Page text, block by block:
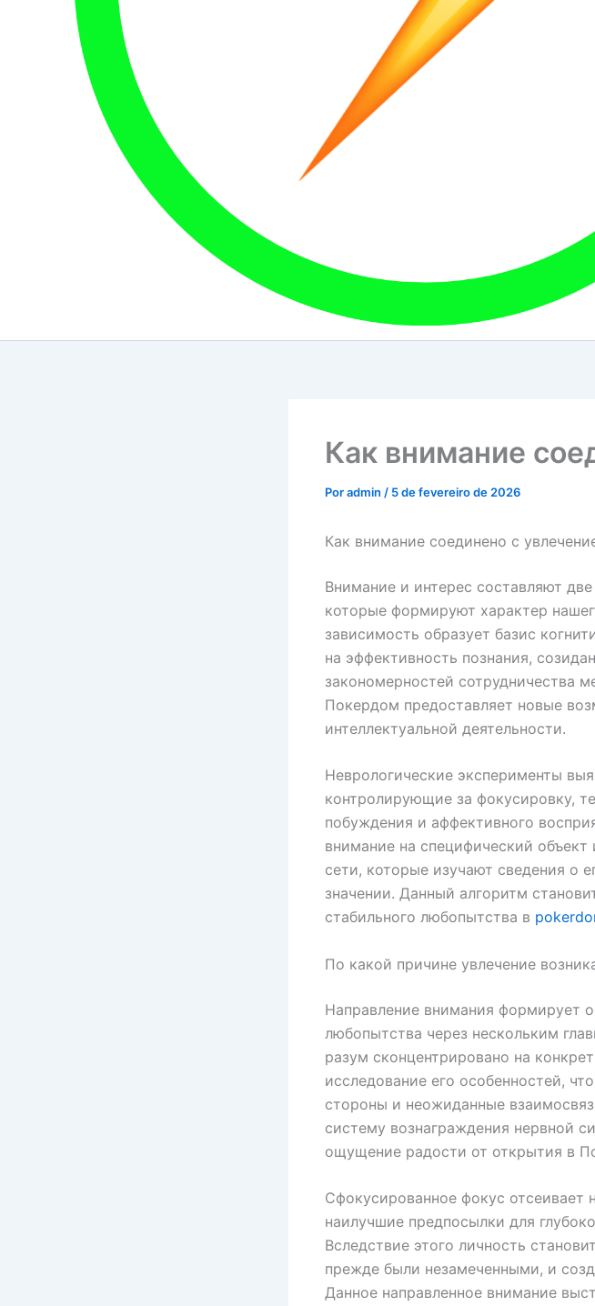
Как внимание
Poradmin / 5 de fevereiro de 2026
Как внимание соединено с
Внимание и интерес составляют
которые формируют характер
зависимость образует базис
на эффективность познания,
закономерностей сотрудничества
Покердом предоставляет новые
интеллектуальной деятельности.
Неврологические эксперименты
контролирующие за фокусировку,
побуждения и аффективного
внимание на специфический
сети, которые изучают сведения о
значении. Данный алгоритм
стабильного любопытства в
По какой причине увлечение
Направление внимания формирует
любопытства через нескольким
разум сконцентрировано на
исследование его особенностей,
стороны и неожиданные
систему вознаграждения нервной
ощущение радости от открытия в
Сфокусированное фокус
наилучшие предпосылки для
Вследствие этого личность
прежде были незамеченными, и
Данное направленное внимание